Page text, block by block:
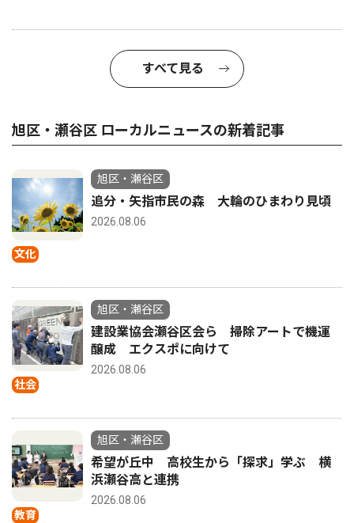
すべて見る
旭区・瀬谷区 ローカルニュースの新着記事
文化
旭区・瀬谷区
追分・矢指市民の森 大輪のひまわり見頃
2026.08.06
社会
旭区・瀬谷区
建設業協会瀬谷区会ら 掃除アートで機運
醸成 エクスポに向けて
2026.08.06
教育
旭区・瀬谷区
希望が丘中 高校生から「探求」学ぶ 横
浜瀬谷高と連携
2026.08.06